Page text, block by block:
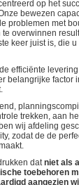
op het
bewezen
problemen met
overwinnen
keer juist is, die
efficiënte
belangrijke factor
trekken, aan
wij afdeling
zodat de de
datniet als
toebehoren
aangezien